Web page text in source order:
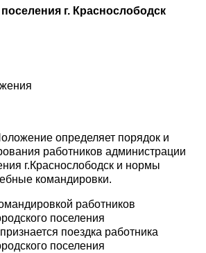
г. Краснослободск
определяет порядок и
работников администрации
г.Краснослободск и нормы
командировки.
работников
поселения
поездка работника
поселения